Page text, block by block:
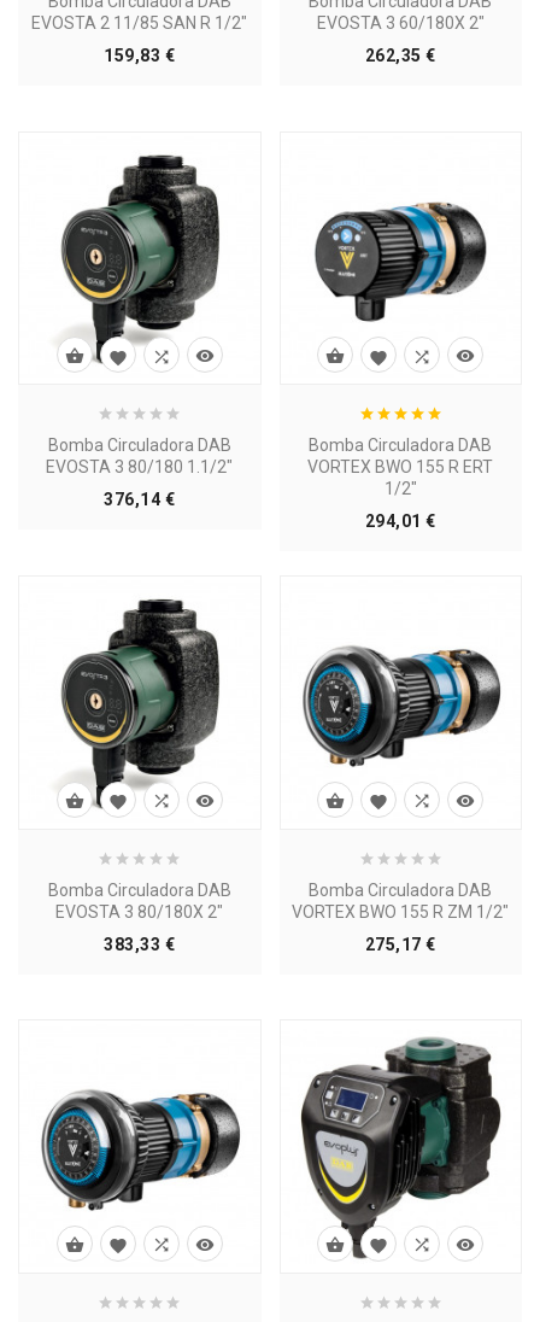
EVOSTA 2 11/85 SAN R 1/2"
159,83 €Precio
EVOSTA 3 60/180X 2"
262,35 €Precio
Bomba Circuladora DAB
EVOSTA 3 80/180 1.1/2"
376,14 €Precio
   
Bomba Circuladora DAB
VORTEX BWO 155 R ERT
1/2"
294,01 €Precio
   
Bomba Circuladora DAB
EVOSTA 3 80/180X 2"
383,33 €Precio
   
Bomba Circuladora DAB
VORTEX BWO 155 R ZM 1/2"
275,17 €Precio
   
       